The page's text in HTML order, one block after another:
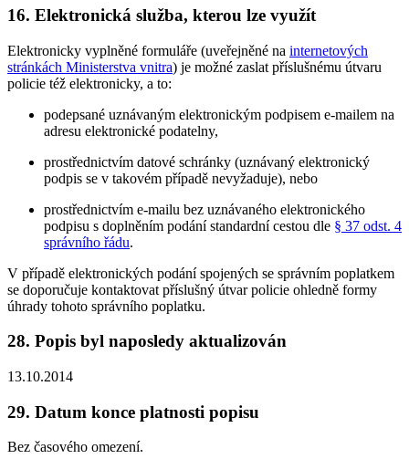
16. Elektronická služba, kterou lze využít
Elektronicky vyplněné formuláře (uveřejněné na internetových
stránkách Ministerstva vnitra) je možné zaslat příslušnému útvaru
policie též elektronicky, a to:
podepsané uznávaným elektronickým podpisem e-mailem na
adresu elektronické podatelny,
prostřednictvím datové schránky (uznávaný elektronický
podpis se v takovém případě nevyžaduje), nebo
prostřednictvím e-mailu bez uznávaného elektronického
podpisu s doplněním podání standardní cestou dle § 37 odst. 4
správního řádu.
V případě elektronických podání spojených se správním poplatkem
se doporučuje kontaktovat příslušný útvar policie ohledně formy
úhrady tohoto správního poplatku.
28. Popis byl naposledy aktualizován
13.10.2014
29. Datum konce platnosti popisu
Bez časového omezení.